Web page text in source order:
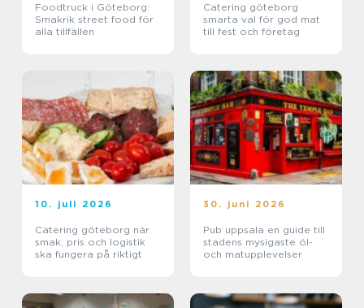
Foodtruck i Göteborg:
Smakrik street food för
alla tillfällen
Catering göteborg
smarta val för god mat
till fest och företag
10. juli 2026
Catering göteborg när
smak, pris och logistik
ska fungera på riktigt
30. juni 2026
Pub uppsala en guide till
stadens mysigaste öl-
och matupplevelser